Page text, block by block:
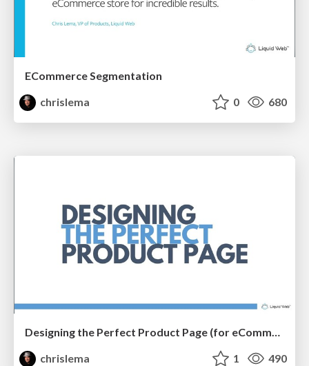
ECommerce Segmentation
chrislema
0 680
Designing the Perfect Product Page (for eCommerce Stores)
chrislema
1 490